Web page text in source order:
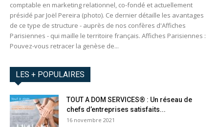
comptable en marketing relationnel, co-fondé et actuellement
présidé par Joël Pereira (photo). Ce dernier détaille les avantages
de ce type de structure - auprès de nos confères d'Affiches
Parisiennes - qui maille le territoire français. Affiches Parisiennes :
Pouvez-vous retracer la genèse de...
LES + POPULAIRES
TOUT A DOM SERVICES® : Un réseau de
chefs d’entreprises satisfaits...
16 novembre 2021